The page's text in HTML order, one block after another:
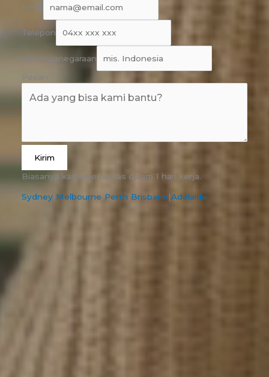
Email
Telepon
Kewarganegaraan
Kirim
Biasanya kami membalas dalam 1 hari kerja.
Sydney|Melbourne|Perth|Brisbane|Adelaide